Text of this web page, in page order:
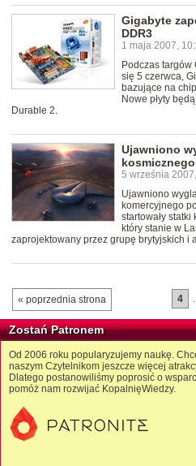
Gigabyte
DDR3
1 maja 2007,
Podczas
się 5 czerwca,
bazujące na
Nowe płyty
Durable 2.
Ujawniono
kosmicznego
5 września
Ujawniono
komercyjnego
startowały
który stanie w
zaprojektowany przez grupę brytyjskich i
« poprzednia strona 4
Zostań Patronem
Od 2006 roku popularyzujemy naukę.
naszym Czytelnikom jeszcze więcej
Dlatego postanowiliśmy poprosić o
pomóż nam rozwijać KopalnięWiedzy.